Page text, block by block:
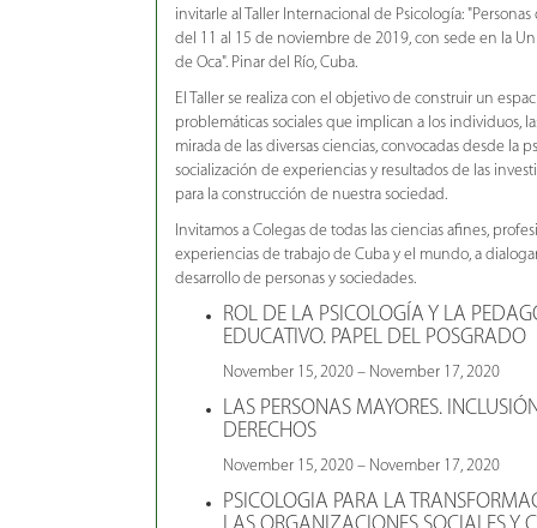
invitarle al Taller Internacional de Psicología:
del 11 al 15 de noviembre de 2019, con sede en la
de Oca". Pinar del Río, Cuba.
El Taller se realiza con el objetivo de construir un
problemáticas sociales que implican a los individuos,
mirada de las diversas ciencias, convocadas desde la
socialización de experiencias y resultados de las
para la construcción de nuestra sociedad.
Invitamos a Colegas de todas las ciencias afines,
experiencias de trabajo de Cuba y el mundo, a
desarrollo de personas y sociedades.
ROL DE LA PSICOLOGÍA Y LA
EDUCATIVO. PAPEL DEL POSGRADO
November 15, 2020 – November 17, 2020
LAS PERSONAS MAYORES.
DERECHOS
November 15, 2020 – November 17, 2020
PSICOLOGIA PARA LA